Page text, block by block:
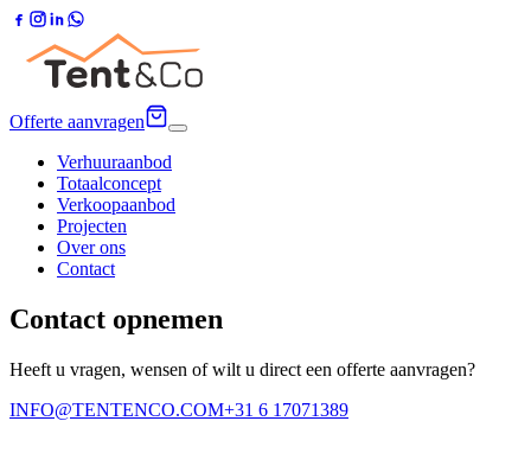
Offerte aanvragen
Verhuuraanbod
Totaalconcept
Verkoopaanbod
Projecten
Over ons
Contact
Contact opnemen
Heeft u vragen, wensen of wilt u direct een offerte aanvragen?
INFO@TENTENCO.COM+31 6 17071389